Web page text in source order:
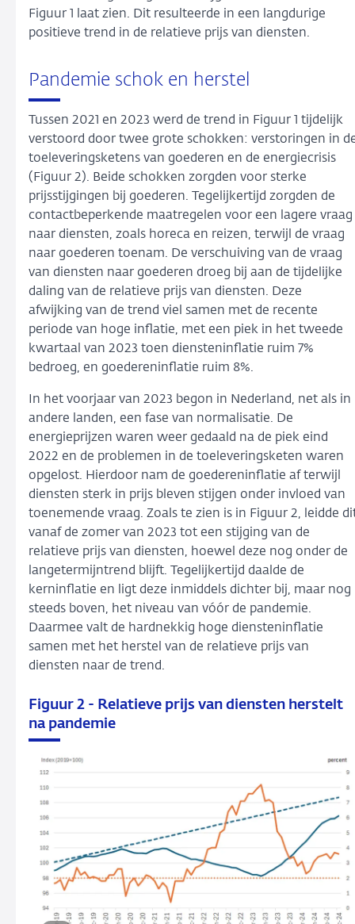
Figuur 1 laat zien. Dit resulteerde in een langdurige
positieve trend in de relatieve prijs van diensten.
Pandemie schok en herstel
Tussen 2021 en 2023 werd de trend in Figuur 1 tijdelijk
verstoord door twee grote schokken: verstoringen in
toeleveringsketens van goederen en de energiecrisis
(Figuur 2). Beide schokken zorgden voor sterke
prijsstijgingen bij goederen. Tegelijkertijd zorgden de
contactbeperkende maatregelen voor een lagere vraag
naar diensten, zoals horeca en reizen, terwijl de vraag
naar goederen toenam. De verschuiving van de vraag
van diensten naar goederen droeg bij aan de tijdelijke
daling van de relatieve prijs van diensten. Deze
afwijking van de trend viel samen met de recente
periode van hoge inflatie, met een piek in het tweede
kwartaal van 2023 toen diensteninflatie ruim 7%
bedroeg, en goedereninflatie ruim 8%.
In het voorjaar van 2023 begon in Nederland, net als in
andere landen, een fase van normalisatie. De
energieprijzen waren weer gedaald na de piek eind
2022 en de problemen in de toeleveringsketen waren
opgelost. Hierdoor nam de goedereninflatie af terwijl
diensten sterk in prijs bleven stijgen onder invloed van
toenemende vraag. Zoals te zien is in Figuur 2, leidde
vanaf de zomer van 2023 tot een stijging van de
relatieve prijs van diensten, hoewel deze nog onder de
langetermijntrend blijft. Tegelijkertijd daalde de
kerninflatie en ligt deze inmiddels dichter bij, maar nog
steeds boven, het niveau van vóór de pandemie.
Daarmee valt de hardnekkig hoge diensteninflatie
samen met het herstel van de relatieve prijs van
diensten naar de trend.
Figuur 2 - Relatieve prijs van diensten herstelt
na pandemie